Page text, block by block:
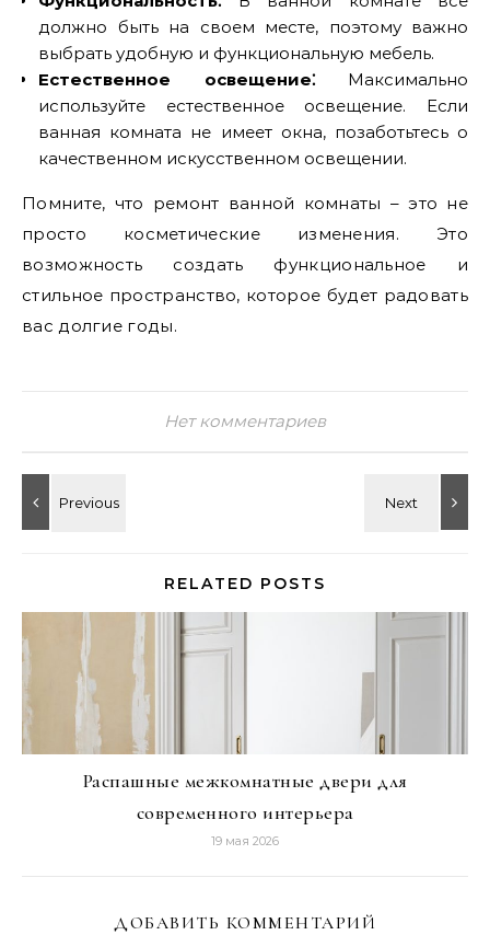
должно быть на своем месте, поэтому важно
выбрать удобную и функциональную мебель.
Естественное освещение⁚Максимально
используйте естественное освещение. Если
ванная комната не имеет окна, позаботьтесь о
качественном искусственном освещении.
Помните, что ремонт ванной комнаты – это не
просто косметические изменения. Это
возможность создать функциональное и
стильное пространство, которое будет радовать
вас долгие годы.
Нет комментариев
RELATED POSTS
Распашные межкомнатные двери для
современного интерьера
19 мая 2026
ДОБАВИТЬ КОММЕНТАРИЙ